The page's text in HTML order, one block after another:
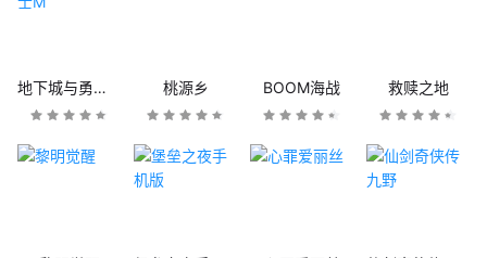
地下城与勇士M 桃源乡 BOOM海战 救赎之地